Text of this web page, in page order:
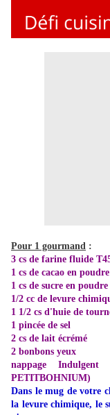
Pour 1 gourmand :
3 cs de farine fluide
1 cs de cacao en poudre
1 cs de sucre en poudre
1/2 cc de levure
1 1/2 cs d'huie de
1 pincée de sel
2 cs de lait écrémé
2 bonbons yeux
nappage Indulgent
PETITBOHNIUM)
Dans le mug de votre
la levure chimique, le